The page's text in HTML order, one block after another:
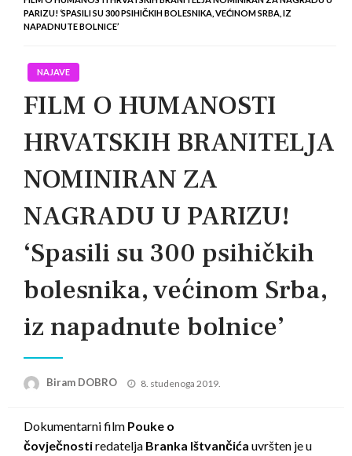
PARIZU! ‘SPASILI SU 300 PSIHIČKIH BOLESNIKA, VEĆINOM SRBA, IZ
NAPADNUTE BOLNICE’
NAJAVE
FILM O HUMANOSTI
HRVATSKIH BRANITELJA
NOMINIRAN ZA
NAGRADU U PARIZU!
‘Spasili su 300 psihičkih
bolesnika, većinom Srba,
iz napadnute bolnice’
Biram DOBRO
Posted
8. studenoga 2019.
Dokumentarni film Pouke o
čovječnostiredatelja Branka Ištvančića uvršten je u